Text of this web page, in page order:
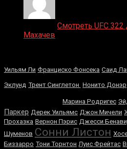
Смотреть UFC
Махачев
Уильям Ли Франциско Фонсека Саид
Эклунд Трент Синглетон Нонито Донэр
Марина Родригес
Паркер Дерек Уильямс Джон Мичели
Прохазка Вернон Пэрис Джесси
Шуменов Сонни Листон
Биззарро Тони Торнтон Луис Фрейтас